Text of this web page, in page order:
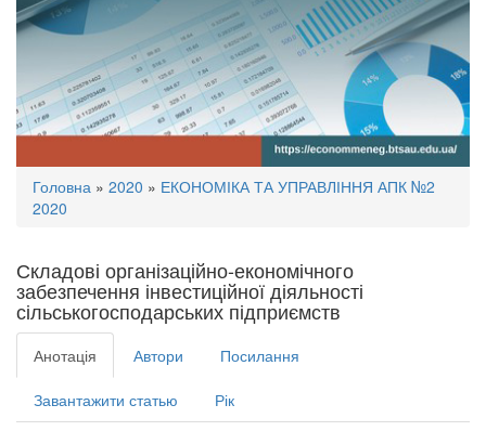
Ви
тут
Головна » 2020 » ЕКОНОМІКА ТА УПРАВЛІННЯ АПК №2
2020
Складові організаційно-економічного
забезпечення інвестиційної діяльності
сільськогосподарських підприємств
Анотація Автори Посилання
Завантажити статью Рік